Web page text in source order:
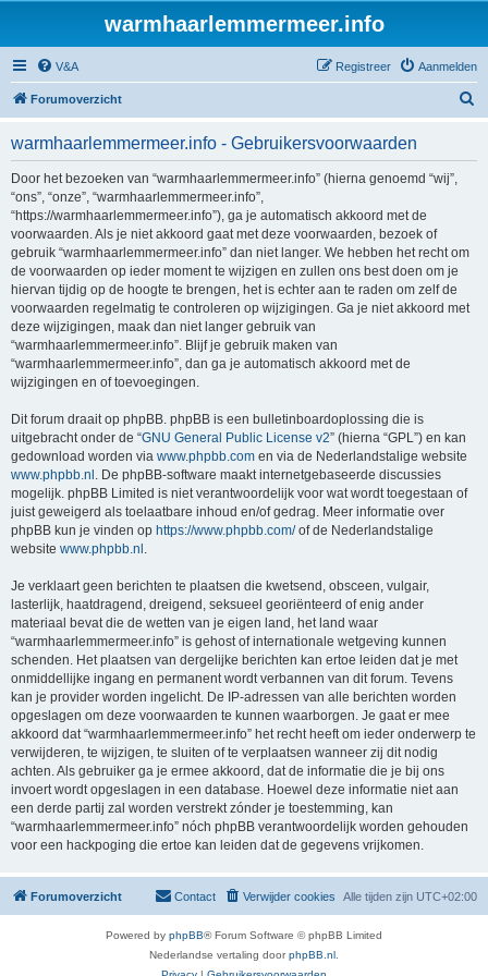
warmhaarlemmermeer.info
V&A Aanmelden
Registreer
Forumoverzicht
warmhaarlemmermeer.info - Gebruikersvoorwaarden
Door het bezoeken van “warmhaarlemmermeer.info” (hierna genoemd “wij”,
“ons”, “onze”, “warmhaarlemmermeer.info”,
“https://warmhaarlemmermeer.info”), ga je automatisch akkoord met de
voorwaarden. Als je niet akkoord gaat met deze voorwaarden, bezoek of
gebruik “warmhaarlemmermeer.info” dan niet langer. We hebben het recht om
de voorwaarden op ieder moment te wijzigen en zullen ons best doen om je
hiervan tijdig op de hoogte te brengen, het is echter aan te raden om zelf de
voorwaarden regelmatig te controleren op wijzigingen. Ga je niet akkoord met
deze wijzigingen, maak dan niet langer gebruik van
“warmhaarlemmermeer.info”. Blijf je gebruik maken van
“warmhaarlemmermeer.info”, dan ga je automatisch akkoord met de
wijzigingen en of toevoegingen.
Dit forum draait op phpBB. phpBB is een bulletinboardoplossing die is
uitgebracht onder de “GNU General Public License v2” (hierna “GPL”) en kan
gedownload worden via www.phpbb.com en via de Nederlandstalige website
www.phpbb.nl . De phpBB-software maakt internetgebaseerde discussies
mogelijk. phpBB Limited is niet verantwoordelijk voor wat wordt toegestaan of
juist geweigerd als toelaatbare inhoud en/of gedrag. Meer informatie over
phpBB kun je vinden op https://www.phpbb.com/of de Nederlandstalige
website www.phpbb.nl .
Je verklaart geen berichten te plaatsen die kwetsend, obsceen, vulgair,
lasterlijk, haatdragend, dreigend, seksueel georiënteerd of enig ander
materiaal bevat die de wetten van je eigen land, het land waar
“warmhaarlemmermeer.info” is gehost of internationale wetgeving kunnen
schenden. Het plaatsen van dergelijke berichten kan ertoe leiden dat je met
onmiddellijke ingang en permanent wordt verbannen van dit forum. Tevens
kan je provider worden ingelicht. De IP-adressen van alle berichten worden
opgeslagen om deze voorwaarden te kunnen waarborgen. Je gaat er mee
akkoord dat “warmhaarlemmermeer.info” het recht heeft om ieder onderwerp te
verwijderen, te wijzigen, te sluiten of te verplaatsen wanneer zij dit nodig
achten. Als gebruiker ga je ermee akkoord, dat de informatie die je bij ons
invoert wordt opgeslagen in een database. Hoewel deze informatie niet aan
een derde partij zal worden verstrekt zónder je toestemming, kan
“warmhaarlemmermeer.info” nóch phpBB verantwoordelijk worden gehouden
voor een hackpoging die ertoe kan leiden dat de gegevens vrijkomen.
Forumoverzicht Alle tijden zijn UTC+02:00
Verwijder cookies
Contact
Powered by phpBB® Forum Software © phpBB Limited
Nederlandse vertaling doorphpBB.nl